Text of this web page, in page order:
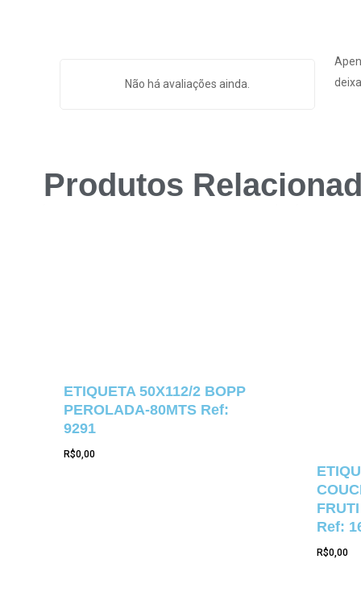
Não há avaliações ainda.
Produtos
ETIQUETA 50X112/2 BOPP
PEROLADA-80MTS Ref:
9291
R$0,00
Ref:
R$0,00